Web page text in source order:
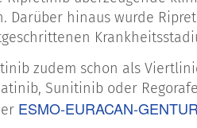
Darüber hinaus wurde
zudem schon als
Sunitinib oder
ESMO-EURACAN-